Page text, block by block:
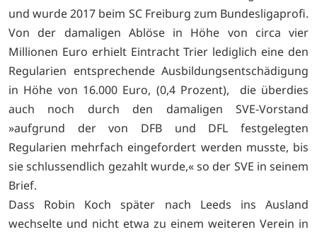
und wurde 2017 beim SC Freiburg zum Bundesligaprofi.
Von der damaligen Ablöse in Höhe von circa vier
Millionen Euro erhielt Eintracht Trier lediglich eine den
Regularien entsprechende Ausbildungsentschädigung
in Höhe von 16.000 Euro, (0,4 Prozent), die überdies
auch noch durch den damaligen SVE-Vorstand
»aufgrund der von DFB und DFL festgelegten
Regularien mehrfach eingefordert werden musste, bis
sie schlussendlich gezahlt wurde,« so der SVE in seinem
Brief.
Dass Robin Koch später nach Leeds ins Ausland
wechselte und nicht etwa zu einem weiteren Verein in